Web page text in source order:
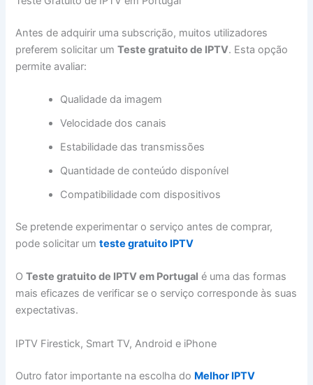
Antes de adquirir uma subscrição, muitos utilizadores
preferem solicitar umTeste gratuito de IPTV. Esta opção
permite avaliar:
Qualidade da imagem
Velocidade dos canais
Estabilidade das transmissões
Quantidade de conteúdo disponível
Compatibilidade com dispositivos
Se pretende experimentar o serviço antes de comprar,
pode solicitar umteste gratuito IPTV
OTeste gratuito de IPTV em Portugal é uma das formas
mais eficazes de verificar se o serviço corresponde às suas
expectativas.
IPTV Firestick, Smart TV, Android e iPhone
Outro fator importante na escolha do Melhor IPTV